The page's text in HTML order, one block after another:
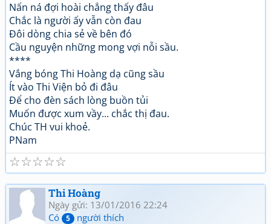
Nấn ná đợi hoài chẳng thấy đâu
Chắc là người ấy vẫn còn đau
Đôi dòng chia sẻ về bên đó
Cầu nguyện những mong vợi nỗi sầu.
****
Vắng bóng Thi Hoàng dạ cũng sầu
Ít vào Thi Viện bỏ đi đâu
Để cho đèn sách lòng buồn tủi
Muốn được xum vầy... chắc thị đau.
Chúc TH vui khoẻ.
PNam
☆
☆
☆
☆
☆
Thi Hoàng
Ngày gửi: 13/01/2016 22:24
Có
5 người thích